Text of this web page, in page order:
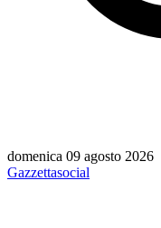
domenica 09 agosto 2026
Gazzettasocial